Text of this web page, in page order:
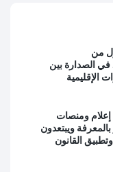
من
في الصدارة بين
الإقليمية
ومنصات
ويبتعدون
القانون